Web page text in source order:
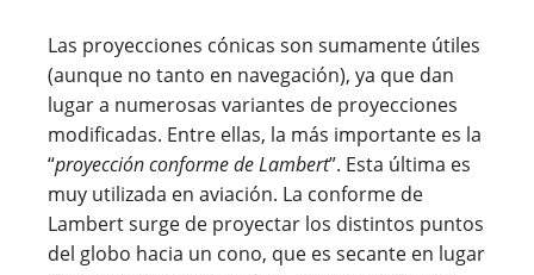
Las proyecciones cónicas son sumamente útiles
(aunque no tanto en navegación), ya que dan
lugar a numerosas variantes de proyecciones
modificadas. Entre ellas, la más importante es la
“proyección conforme de Lambert”. Esta última es
muy utilizada en aviación. La conforme de
Lambert surge de proyectar los distintos puntos
del globo hacia un cono, que es secante en lugar